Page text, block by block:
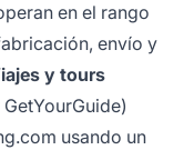
en el rango
envío y
y tours
usando un